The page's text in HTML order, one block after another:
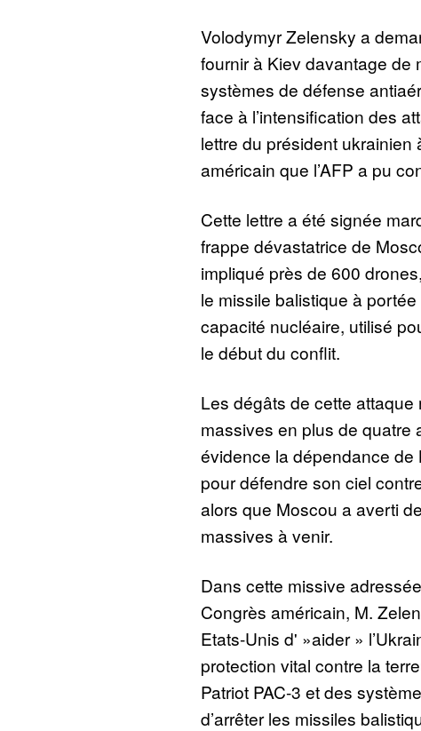
Volodymyr Zelensky a
fournir à Kiev davantage de
systèmes de défense
face à l’intensification des
lettre du président ukrainien
américain que l’AFP a pu
Cette lettre a été signée
frappe dévastatrice de
impliqué près de 600
le missile balistique à
capacité nucléaire, utilisé
le début du conflit.
Les dégâts de cette attaque
massives en plus de quatre
évidence la dépendance de
pour défendre son ciel
alors que Moscou a averti
massives à venir.
Dans cette missive
Congrès américain, M.
Etats-Unis d' »aider »
protection vital contre la
Patriot PAC-3 et des
d’arrêter les missiles